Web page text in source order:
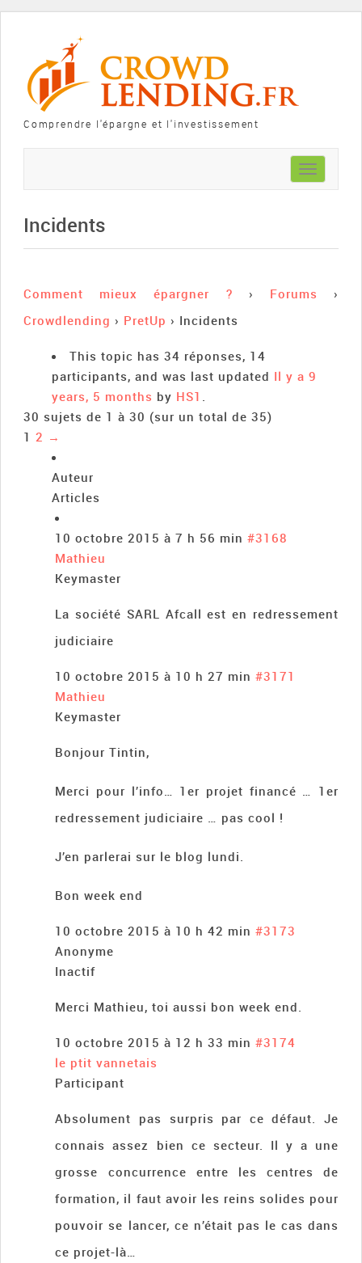
Comprendre l'épargne et l'investissement
Toggle
navigation
Incidents
Comment mieux épargner ? › Forums
›
Crowdlending › PretUp › Incidents
This topic has 34 réponses, 14
participants, and was last updated Il y a 9
years, 5 months by HS1 .
30 sujets de 1 à 30 (sur un total de 35)
1 2 →
Auteur
Articles
10 octobre 2015 à 7 h 56 min #3168
Mathieu
Keymaster
La société SARL Afcall est en redressement
judiciaire
10 octobre 2015 à 10 h 27 min #3171
Mathieu
Keymaster
Bonjour Tintin,
Merci pour l’info… 1er projet financé … 1er
redressement judiciaire … pas cool !
J’en parlerai sur le blog lundi.
Bon week end
10 octobre 2015 à 10 h 42 min #3173
Anonyme
Inactif
Merci Mathieu, toi aussi bon week end.
10 octobre 2015 à 12 h 33 min #3174
le ptit vannetais
Participant
Absolument pas surpris par ce défaut. Je
connais assez bien ce secteur. Il y a une
grosse concurrence entre les centres de
formation, il faut avoir les reins solides pour
pouvoir se lancer, ce n’était pas le cas dans
ce projet-là…